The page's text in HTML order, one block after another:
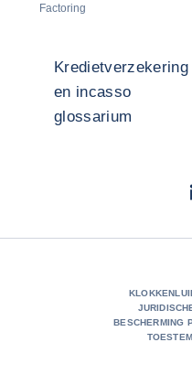
Factoring
Kredietverzekering
en incasso
glossarium
BESCHERMING